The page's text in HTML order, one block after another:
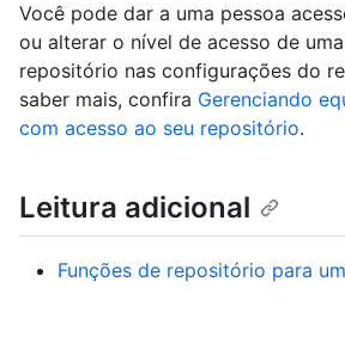
Você pode dar a uma pessoa
ou alterar o nível de acesso de
repositório nas configurações do
saber mais, confira Gerenciando
com acesso ao seu repositório.
Leitura adicional
Funções de repositório para